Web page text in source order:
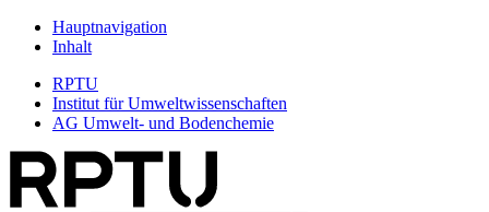
Hauptnavigation
Inhalt
RPTU
Institut für Umweltwissenschaften
AG Umwelt- und Bodenchemie